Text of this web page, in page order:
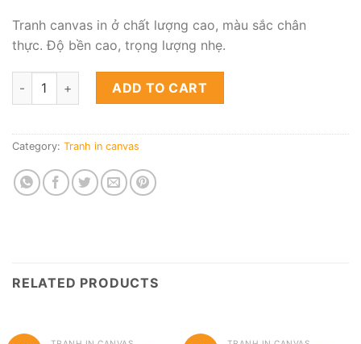
Tranh canvas in ở chất lượng cao, màu sắc chân
thực. Độ bền cao, trọng lượng nhẹ.
Tranh canvas phong cảnh thiên nhiên - Mẫu SET009 quantity
ADD TO CART
Category: Tranh in canvas
RELATED PRODUCTS